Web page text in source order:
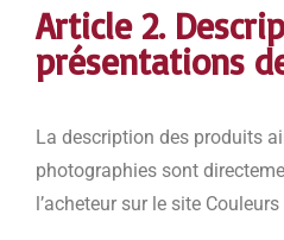
Article 2.
présentations
La description des produits
photographies sont
l’acheteur sur le site